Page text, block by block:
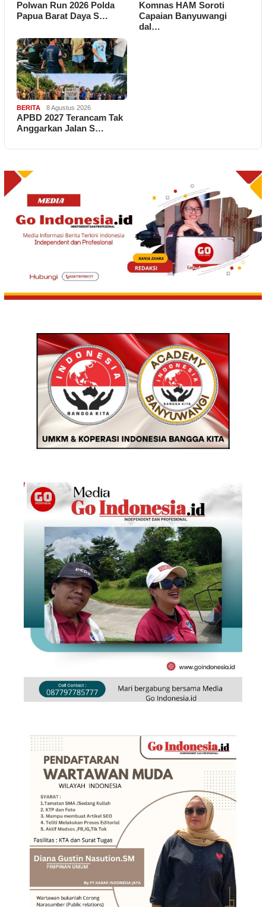
Polwan Run 2026 Polda
Papua Barat Daya S…
Komnas HAM Soroti
Capaian Banyuwangi
dal…
BERITA 8 Agustus 2026
APBD 2027 Terancam Tak
Anggarkan Jalan S…